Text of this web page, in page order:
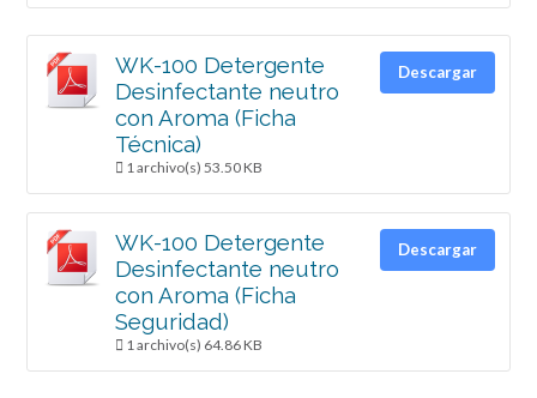
WK-100 Detergente
Desinfectante neutro
con Aroma (Ficha
Técnica)
1 archivo(s) 53.50 KB
Descargar
WK-100 Detergente
Desinfectante neutro
con Aroma (Ficha
Seguridad)
1 archivo(s) 64.86 KB
Descargar